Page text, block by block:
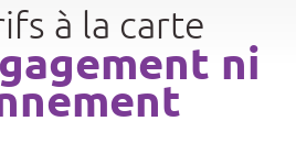
à la carte
ni